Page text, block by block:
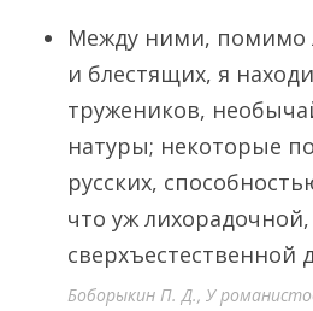
Между ними, помимо
и блестящих, я
тружеников,
натуры; некоторые
русских,
что уж лихорадочной,
сверхъестественной
Боборыкин П. Д., У